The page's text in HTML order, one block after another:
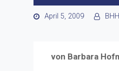
April 5, 2009 BHH
von Barbara